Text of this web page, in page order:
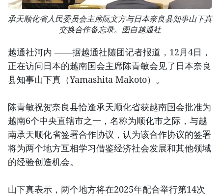
承天顺化省人民委员会主席阮文方与日本奈良县知事山下真
交换合作备忘录。图自越通社
越通社河内 ——据越通社随团记者报道，12月4日，
正在访问日本的越南国会主席陈青敏会见了日本奈良
县知事山下真（Yamashita Makoto）。
陈青敏祝贺奈良县恰逢承天顺化省获越南国会批准为
越南6个中央直辖市之一，名称为顺化市之际，与越
南承天顺化省签署合作协议，认为该合作协议的签署
将为两个地方互相学习借鉴经济社会发展和其他领域
的经验创造机会。
山下真表示，两个地方将在2025年配合举行第14次